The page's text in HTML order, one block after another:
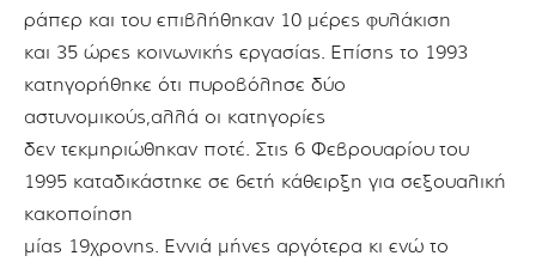
ράπερ και του επιβλήθηκαν 10 μέρες φυλάκιση
και 35 ώρες κοινωνικής εργασίας.
Επίσης το 1993
κατηγορήθηκε ότι πυροβόλησε δύο
αστυνομικούς, αλλά οι κατηγορίες
δεν τεκμηριώθηκαν ποτέ. Στις 6 Φεβρουαρίου του
1995 καταδικάστηκε σε 6ετή κάθειρξη για σεξουαλική
κακοποίηση
μίας 19χρονης.
Εννιά μήνες αργότερα κι ενώ το